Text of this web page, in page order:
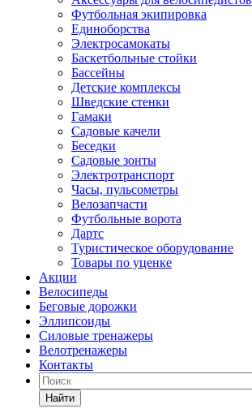
Футбольная экипировка
Единоборства
Электросамокаты
Баскетбольные стойки
Бассейны
Детские комплексы
Шведские стенки
Гамаки
Садовые качели
Беседки
Садовые зонты
Электротранспорт
Часы, пульсометры
Велозапчасти
Футбольные ворота
Дартс
Туристическое оборудование
Товары по уценке
Акции
Велосипеды
Беговые дорожки
Эллипсоиды
Силовые тренажеры
Велотренажеры
Контакты
Найти